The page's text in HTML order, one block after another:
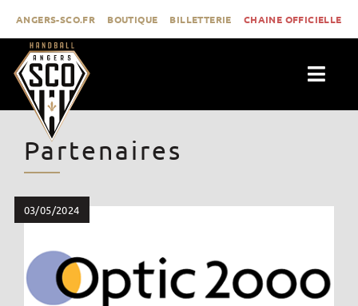
contenu
ANGERS-SCO.FR BOUTIQUE BILLETTERIE CHAINE OFFICIELLE
ACTUALITÉS
CLUB
FORMATION
CONTACT
Partenaires
03/05/2024